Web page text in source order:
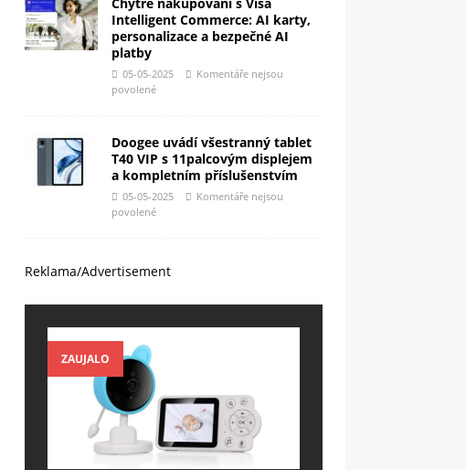
Intelligent Commerce: AI karty,
personalizace a bezpečné AI
platby
05-05-2025
Komentáře nejsou
povolené
Doogee uvádí všestranný tablet
T40 VIP s 11palcovým displejem
a kompletním příslušenstvím
05-05-2025
Komentáře nejsou
povolené
Reklama/Advertisement
ZAUJALO